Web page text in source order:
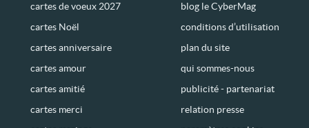
cartes de voeux 2027
cartes Noël
cartes anniversaire
cartes amour
cartes amitié
cartes merci
blog le CyberMag
conditions d’utilisation
plan du site
qui sommes-nous
publicité - partenariat
relation presse